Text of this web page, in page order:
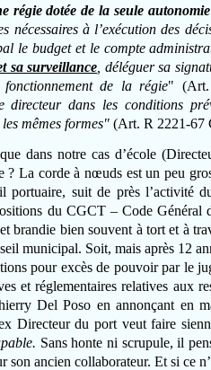
régie dotée de la seule
nécessaires à l’exécution des
le budget et le compte
sa surveillance , déléguer sa
de la régie" (Art.
dans les conditions
mêmes formes" (Art. R 2221-67
dans notre cas d’école
La corde à nœuds est un peu
portuaire, suit de près l’activité
du CGCT – Code Général
brandie bien souvent à tort et à
municipal. Soit, mais après 12
pour excès de pouvoir par le
et réglementaires relatives aux
Del Poso en annonçant en
Directeur du port veut faire
Sans honte ni scrupule, il
son ancien collaborateur. Et si ce